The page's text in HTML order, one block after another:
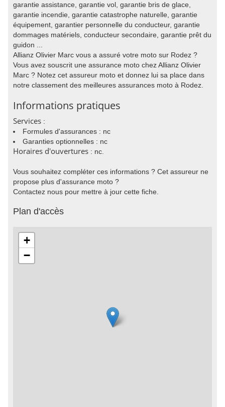
garantie assistance, garantie vol, garantie bris de glace,
garantie incendie, garantie catastrophe naturelle, garantie
équipement, garantier personnelle du conducteur, garantie
dommages matériels, conducteur secondaire, garantie prêt du
guidon ...
Allianz Olivier Marc vous a assuré votre moto sur Rodez ?
Vous avez souscrit une assurance moto chez Allianz Olivier
Marc ? Notez cet assureur moto et donnez lui sa place dans
notre classement des meilleures assurances moto à Rodez.
Informations pratiques
Services :
Formules d'assurances : nc
Garanties optionnelles : nc
Horaires d'ouvertures : nc.
Vous souhaitez compléter ces informations ? Cet assureur ne
propose plus d'assurance moto ?
Contactez nous pour mettre à jour cette fiche.
Plan d'accès
+
−